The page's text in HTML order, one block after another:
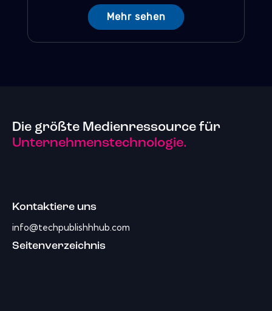
Mehr sehen
Die größte Medienressource für
Unternehmenstechnologie.
Kontaktiere uns
info@techpublishhhub.com
Seitenverzeichnis